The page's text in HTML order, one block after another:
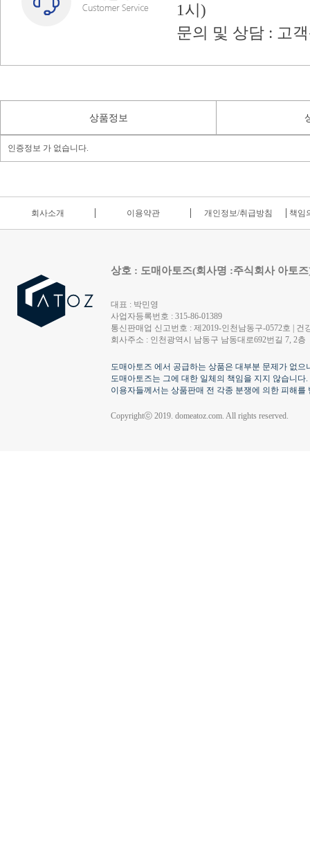
1시)
문의 및 상담 : 고
상품정보
인증정보 가 없습니다.
회사소개 이용약관 개인정보/취급방침 책임
상호 : 도매아토즈(회사명 :주식회사 아토
대표 : 박민영
사업자등록번호 : 315-86-01389
통신판매업 신고번호 : 제2019-인천남동구-0572호 | 건
회사주소 : 인천광역시 남동구 남동대로692번길 7, 2층
도매아토즈 에서 공급하는 상품은 대부분 문제가 없
도매아토즈는 그에 대한 일체의 책임을 지지 않습니다.
이용자들께서는 상품판매 전 각종 분쟁에 의한 피해
Copyrightⓒ 2019. domeatoz.com. All rights reserved.